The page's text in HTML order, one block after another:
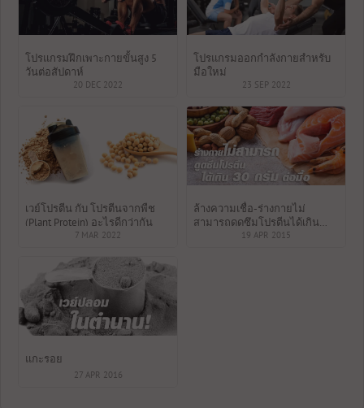
โปรแกรมฝึกเพาะกายขั้นสูง 5
วันต่อสัปดาห์
20 DEC 2022
โปรแกรมออกกำลังกายสำหรับ
มือใหม่
23 SEP 2022
เวย์โปรตีน กับ โปรตีนจากพืช
(Plant Protein) อะไรดีกว่ากัน
7 MAR 2022
ล้างความเชื่อ-ร่างกายไม่
สามารถดูดซึมโปรตีนได้เกิน
30กรัมต่อมื้อ19 APR 2015
แกะรอย
27 APR 2016